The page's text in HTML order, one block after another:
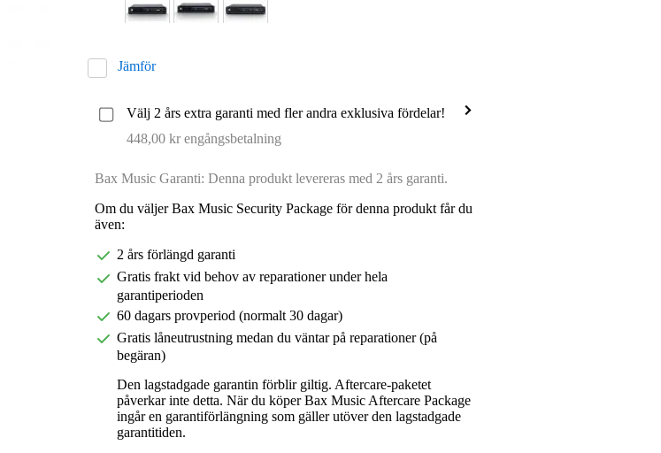
Jämför
Välj 2 års extra garanti med fler andra exklusiva fördelar!
448,00 kr engångsbetalning
Bax Music Garanti: Denna produkt levereras med 2 års garanti.
Om du väljer Bax Music Security Package för denna produkt får du
även:
2 års förlängd garanti
Gratis frakt vid behov av reparationer under hela
garantiperioden
60 dagars provperiod (normalt 30 dagar)
Gratis låneutrustning medan du väntar på reparationer (på
begäran)
Den lagstadgade garantin förblir giltig. Aftercare-paketet
påverkar inte detta. När du köper Bax Music Aftercare Package
ingår en garantiförlängning som gäller utöver den lagstadgade
garantitiden.